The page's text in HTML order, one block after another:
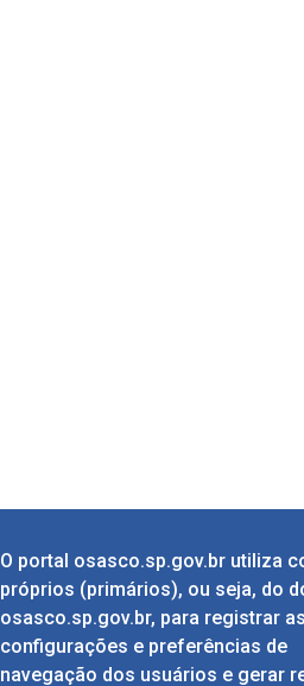
O portal osasco.sp.gov.br utiliza
próprios (primários), ou seja, do
osasco.sp.gov.br, para registrar as
configurações e preferências de
navegação dos usuários e gerar